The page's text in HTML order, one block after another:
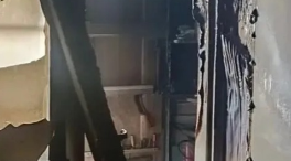
лет лишения свободы.
по Московской области